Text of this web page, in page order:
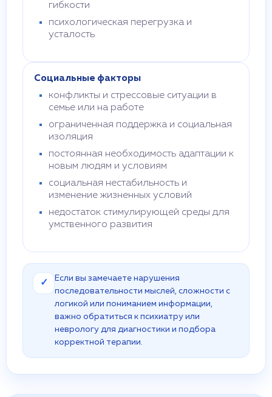
гибкости
психологическая перегрузка и
усталость
Социальные факторы
конфликты и стрессовые ситуации в
семье или на работе
ограниченная поддержка и социальная
изоляция
постоянная необходимость адаптации к
новым людям и условиям
социальная нестабильность и
изменение жизненных условий
недостаток стимулирующей среды для
умственного развития
✓
Если вы замечаете нарушения
последовательности мыслей, сложности с
логикой или пониманием информации,
важно обратиться к психиатру или
неврологу для диагностики и подбора
корректной терапии.